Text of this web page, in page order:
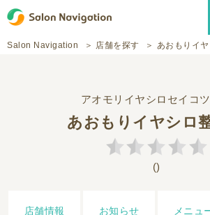
Salon Navigation 店舗を探す あおもりイ
アオモリイヤシロセイコ
あおもりイヤシロ
()
店舗情報 お知らせ メニュ